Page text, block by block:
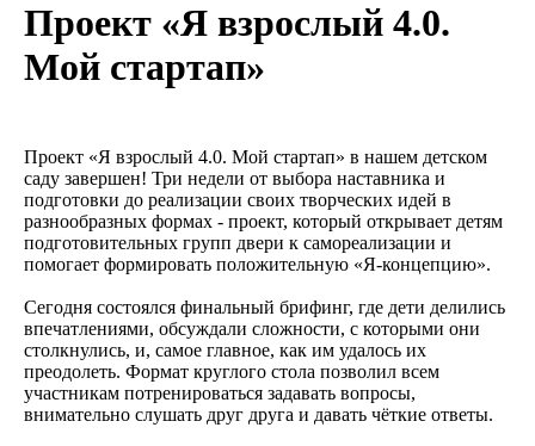
Проект «Я взрослый 4.0.
Мой стартап»
Проект «Я взрослый 4.0. Мой стартап» в нашем детском
саду завершен! Три недели от выбора наставника и
подготовки до реализации своих творческих идей в
разнообразных формах - проект, который открывает детям
подготовительных групп двери к самореализации и
помогает формировать положительную «Я-концепцию».
Сегодня состоялся финальный брифинг, где дети делились
впечатлениями, обсуждали сложности, с которыми они
столкнулись, и, самое главное, как им удалось их
преодолеть. Формат круглого стола позволил всем
участникам потренироваться задавать вопросы,
внимательно слушать друг друга и давать чёткие ответы.